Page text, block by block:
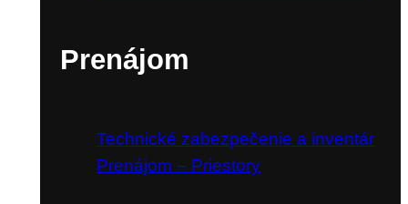
Prenájom
Technické zabezpečenie a inventár
Prenájom – Priestory